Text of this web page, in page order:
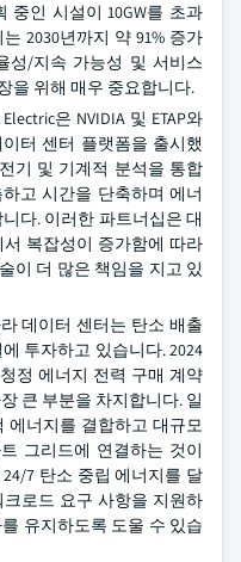
중인 시설이 10GW를 초과
2030년까지 약 91% 증가
성/지속 가능성 및 서비스
을 위해 매우 중요합니다.
은 NVIDIA 및 ETAP와
터 센터 플랫폼을 출시했
기 및 기계적 분석을 통합
고 시간을 단축하며 에너
다. 이러한 파트너십은 대
복잡성이 증가함에 따라
이 더 많은 책임을 지고 있
데이터 센터는 탄소 배출
투자하고 있습니다. 2024
정 에너지 전력 구매 계약
큰 부분을 차지합니다. 일
에너지를 결합하고 대규모
그리드에 연결하는 것이
7 탄소 중립 에너지를 달
로드 요구 사항을 지원하
유지하도록 도울 수 있습